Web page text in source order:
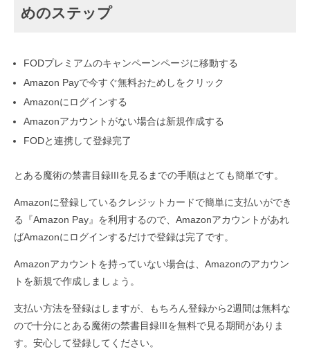
めのステップ
FODプレミアムのキャンペーンページに移動する
Amazon Payで今すぐ無料おためしをクリック
Amazonにログインする
Amazonアカウントがない場合は新規作成する
FODと連携して登録完了
とある魔術の禁書目録IIIを見るまでの手順はとても簡単です。
Amazonに登録しているクレジットカードで簡単に支払いができ
る『Amazon Pay』を利用するので、Amazonアカウントがあれ
ばAmazonにログインするだけで登録は完了です。
Amazonアカウントを持っていない場合は、Amazonのアカウン
トを新規で作成しましょう。
支払い方法を登録はしますが、もちろん登録から2週間は無料な
ので十分にとある魔術の禁書目録IIIを無料で見る期間がありま
す。安心して登録してください。